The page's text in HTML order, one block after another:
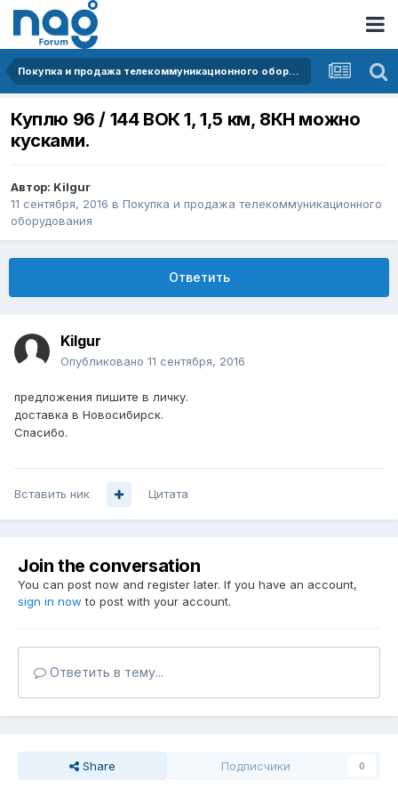
Покупка и продажа телекоммуникационного оборудования
Куплю 96 / 144 ВОК 1, 1,5 км, 8КН можно
кусками.
Автор: Kilgur
11 сентября, 2016 в Покупка и продажа телекоммуникационного
оборудования
Ответить
Kilgur
Опубликовано 11 сентября, 2016
предложения пишите в личку.
доставка в Новосибирск.
Спасибо.
Вставить ник Цитата
Join the conversation
You can post now and register later. If you have an account,
sign in now to post with your account.
Ответить в тему...
Share Подписчики 0